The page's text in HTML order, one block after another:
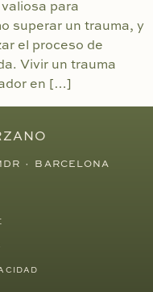
para
superar un trauma, y
el proceso de
Vivir un trauma
en […]
· BARCELONA